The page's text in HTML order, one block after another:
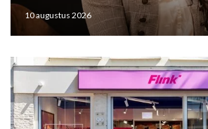
10 augustus 2026